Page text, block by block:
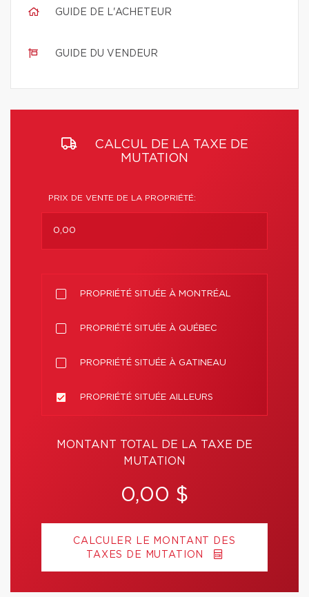
GUIDE DE L'ACHETEUR
GUIDE DU VENDEUR
CALCUL DE LA TAXE DE
MUTATION
PRIX DE VENTE DE LA PROPRIÉTÉ:
PROPRIÉTÉ SITUÉE À MONTRÉAL
PROPRIÉTÉ SITUÉE À QUÉBEC
PROPRIÉTÉ SITUÉE À GATINEAU
PROPRIÉTÉ SITUÉE AILLEURS
MONTANT TOTAL DE LA TAXE DE
MUTATION
0,00 $
CALCULER LE MONTANT DES
TAXES DE MUTATION